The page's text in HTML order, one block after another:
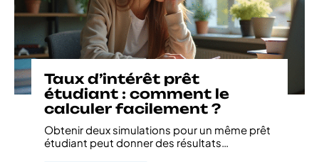
Taux d’intérêt prêt
étudiant : comment le
calculer facilement ?
Obtenir deux simulations pour un même prêt
étudiant peut donner des résultats…